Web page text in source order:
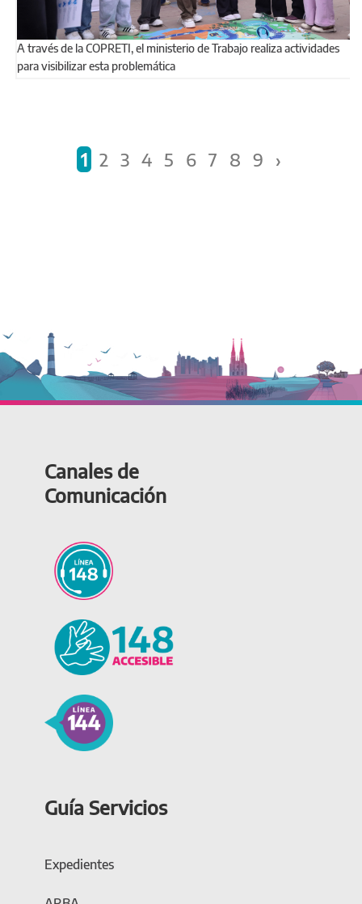
A través de la COPRETI, el ministerio de Trabajo realiza actividades
para visibilizar esta problemática
1 2 3 4 5 6 7 8 9 ›
Canales de
Comunicación
Guía Servicios
Expedientes